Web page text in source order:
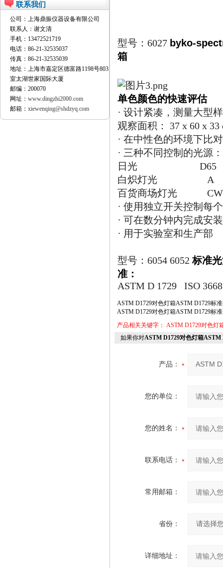
联系我们
公司：上海鼎振仪器设备有限公司
联系人：谢文清
手机：13472521719
电话：86-21-32535037
传真：86-21-32535039
地址：上海市嘉定区德富路1198号803
室太湖世家国际大厦
邮编：200070
网址： www.dingzhi2000.com
邮箱： xiewenqing@shdzyq.com
型号： 6027 byko-
箱
单色颜色的快速评估
· 设计紧凑，测量大型
观察面积： 37 x 60 x 33
· 在中性色的环境下比
· 三种不同控制的光源：
日光
D65
白炽灯光 A
百货商场灯光
· 使用独立开关控制每
· 可在数分钟内完成安
· 用于实验室和生产部
型号： 6054 6052标准
准：
ASTM D 1729 ISO
ASTM D1729对色灯箱ASTM D1729标
ASTM D1729对色灯箱ASTM D1729标
产品相关关键字： ASTM D1729对色灯
如果你对ASTM D1729对色灯箱ASTM
产品：
您的单位：
您的姓名：
联系电话：
常用邮箱：
省份：
详细地址：